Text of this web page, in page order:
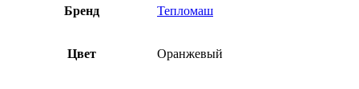
Бренд Тепломаш
Цвет Оранжевый